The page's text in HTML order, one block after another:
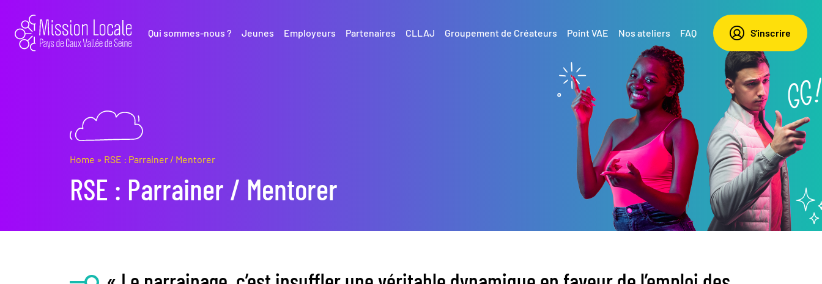
S'inscrire
Qui sommes-nous ? Jeunes Employeurs Partenaires CLLAJ Groupement de Créateurs Point VAE Nos ateliers FAQ
Home » RSE : Parrainer / Mentorer
RSE : Parrainer / Mentorer